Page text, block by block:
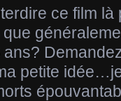
ce film là
petite